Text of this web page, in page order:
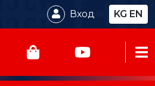
Вход KG EN